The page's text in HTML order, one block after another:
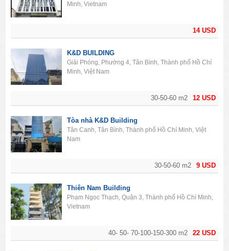
14 USD
Minh, Vietnam
12 USD
30-50-60 m2
K&D BUILDING
Giải Phóng, Phường 4, Tân Bình, Thành phố Hồ Chí
Minh, Việt Nam
9 USD
30-50-60 m2
Tòa nhà K&D Building
Tân Canh, Tân Bình, Thành phố Hồ Chí Minh, Việt
Nam
22 USD
40- 50- 70-100-150-300 m2
Thiên Nam Building
Phạm Ngọc Thạch, Quận 3, Thành phố Hồ Chí Minh,
Vietnam